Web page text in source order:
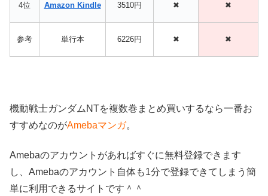
4位 Amazon Kindle 3510円 ✖ ✖
参考 単行本 6226円 ✖ ✖
機動戦士ガンダムNTを複数巻まとめ買いするなら一番お
すすめなのがAmebaマンガ。
Amebaのアカウントがあればすぐに無料登録できます
し、Amebaのアカウント自体も1分で登録できてしまう簡
単に利用できるサイトです＾＾